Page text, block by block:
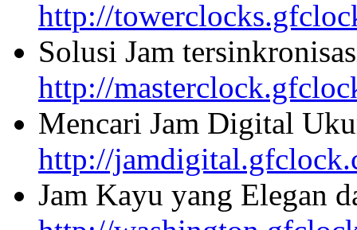
http://
Solusi Jam
http://
Mencari Jam Digital
http://
Jam Kayu yang Elegan